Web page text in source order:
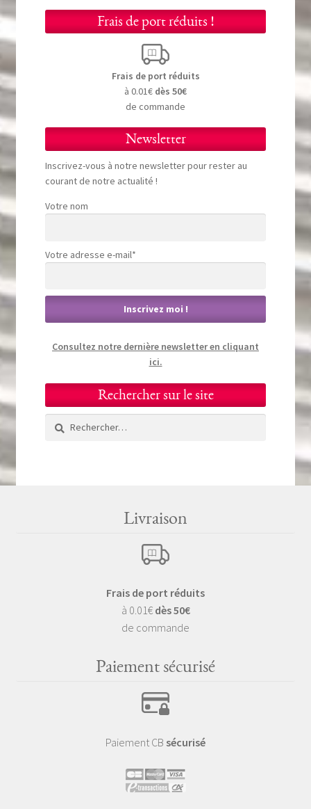
Frais de port réduits !
Frais de port réduits
à 0.01€ dès 50€
de commande
Newsletter
Inscrivez-vous à notre newsletter pour rester au
courant de notre actualité !
Votre nom
Votre adresse e-mail*
Consultez notre dernière newsletter en cliquant
ici.
Rechercher sur le site
Livraison
Frais de port réduits
à 0.01€ dès 50€
de commande
Paiement sécurisé
Paiement CB sécurisé